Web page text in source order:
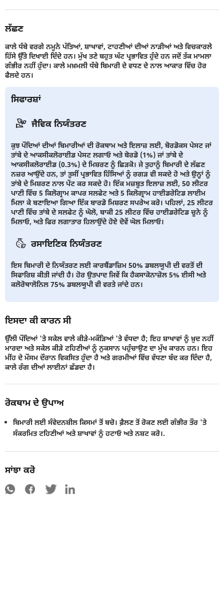
ਲੱਛਣ
ਕਾਲੇ ਧੱਬੇ ਵਰਗੇ ਨਮੂਨੇ ਪੱਤਿਆਂ, ਸ਼ਾਖਾਵਾਂ, ਟਾਹਣੀਆਂ ਦੀਆਂ ਨਾੜੀਆਂ ਅਤੇ ਵਿਚਕਾਰਲੇ
ਹਿੱਸੇ ਉੱਤੇ ਦਿਖਾਈ ਦਿੰਦੇ ਹਨ। ਮੁੱਖ ਤਣੇ ਬਹੁਤ ਘੱਟ ਪ੍ਰਭਾਵਿਤ ਹੁੰਦੇ ਹਨ ਜਦੋਂ ਤੱਕ ਮਾਮਲਾ
ਗੰਭੀਰ ਨਹੀਂ ਹੁੰਦਾ। ਕਾਲੇ ਮਖ਼ਮਲੀ ਧੱਬੇ ਬਿਮਾਰੀ ਦੇ ਵਧਣ ਦੇ ਨਾਲ ਆਕਾਰ ਵਿੱਚ ਹੋਰ
ਫੈਲਦੇ ਹਨ।
ਸਿਫਾਰਸ਼ਾਂ
ਜੈਵਿਕ ਨਿਯੰਤਰਣ
ਕੁਝ ਪੌਦਿਆਂ ਦੀਆਂ ਬਿਮਾਰੀਆਂ ਦੀ ਰੋਕਥਾਮ ਅਤੇ ਇਲਾਜ਼ ਲਈ, ਬੋਰਡੋਕਸ ਪੇਸਟ ਜਾਂ
ਤਾਂਬੇ ਦੇ ਆਕਸੀਕਲੋਰਾਈਡ ਪੇਸਟ ਲਗਾਓ ਅਤੇ ਬੋਰਡੋ (1%) ਜਾਂ ਤਾਂਬੇ ਦੇ
ਆਕਸੀਕਲੋਰਾਈਡ (0.3%) ਦੇ ਮਿਸ਼ਰਣ ਨੂੰ ਛਿੜਕੋ। ਜੇ ਤੁਹਾਨੂੰ ਬਿਮਾਰੀ ਦੇ ਲੱਛਣ
ਨਜ਼ਰ ਆਉਂਦੇ ਹਨ, ਤਾਂ ਤੁਸੀਂ ਪ੍ਰਭਾਵਿਤ ਹਿੱਸਿਆਂ ਨੂੰ ਰਗੜ ਵੀ ਸਕਦੇ ਹੋ ਅਤੇ ਉਨ੍ਹਾਂ ਨੂੰ
ਤਾਂਬੇ ਦੇ ਮਿਸ਼ਰਣ ਨਾਲ ਪੇਂਟ ਕਰ ਸਕਦੇ ਹੋ। ਇੱਕ ਮਜ਼ਬੂਤ ਇਲਾਜ਼ ਲਈ, 50 ਲੀਟਰ
ਪਾਣੀ ਵਿੱਚ 5 ਕਿਲੋਗ੍ਰਾਮ ਕਾਪਰ ਸਲਫੇਟ ਅਤੇ 5 ਕਿਲੋਗ੍ਰਾਮ ਹਾਈਡਰੇਟਿਡ ਲਾਈਮ
ਮਿਲਾ ਕੇ ਬਣਾਇਆ ਗਿਆ ਇੱਕ ਬਾਰਡੋ ਮਿਸ਼ਰਣ ਸਪਰੇਅ ਕਰੋ। ਪਹਿਲਾਂ, 25 ਲੀਟਰ
ਪਾਣੀ ਵਿੱਚ ਤਾਂਬੇ ਦੇ ਸਲਫੇਟ ਨੂੰ ਘੋਲੋ, ਬਾਕੀ 25 ਲੀਟਰ ਵਿੱਚ ਹਾਈਡਰੇਟਿਡ ਚੂਨੇ ਨੂੰ
ਮਿਲਾਓ, ਅਤੇ ਫਿਰ ਲਗਾਤਾਰ ਹਿਲਾਉਂਦੇ ਹੋਏ ਦੋਵੇਂ ਘੋਲ ਮਿਲਾਓ।
ਰਸਾਇਣਿਕ ਨਿਯੰਤਰਣ
ਇਸ ਬਿਮਾਰੀ ਦੇ ਨਿਯੰਤਰਣ ਲਈ ਕਾਰਬੈਂਡਾਜ਼ਿਮ 50% ਡਬਲਯੂਪੀ ਦੀ ਵਰਤੋਂ ਦੀ
ਸਿਫਾਰਿਸ਼ ਕੀਤੀ ਜਾਂਦੀ ਹੈ। ਹੋਰ ਉਤਪਾਦ ਜਿਵੇਂ ਕਿ ਹੈਕਸਾਕੋਨਾਜ਼ੋਲ 5% ਈਸੀ ਅਤੇ
ਕਲੋਰੋਥਾਲੋਨਿਲ 75% ਡਬਲਯੂਪੀ ਵੀ ਵਰਤੇ ਜਾਂਦੇ ਹਨ।
ਇਸਦਾ ਕੀ ਕਾਰਨ ਸੀ
ਉੱਲੀ ਪੌਦਿਆਂ 'ਤੇ ਸਕੇਲ ਵਾਲੇ ਕੀੜੇ-ਮਕੌੜਿਆਂ 'ਤੇ ਵੱਧਦਾ ਹੈ; ਇਹ ਸ਼ਾਖਾਵਾਂ ਨੂੰ ਖ਼ੁਦ ਨਹੀਂ
ਮਾਰਦਾ ਅਤੇ ਸਕੇਲ ਕੀੜੇ ਟਹਿਣੀਆਂ ਨੂੰ ਨੁਕਸਾਨ ਪਹੁੰਚਾਉਣ ਦਾ ਮੁੱਖ ਕਾਰਨ ਹਨ। ਇਹ
ਮੀਂਹ ਦੇ ਮੌਸਮ ਦੌਰਾਨ ਵਿਕਸਿਤ ਹੁੰਦਾ ਹੈ ਅਤੇ ਗਰਮੀਆਂ ਵਿੱਚ ਵੱਧਣਾ ਬੰਦ ਕਰ ਦਿੰਦਾ ਹੈ,
ਕਾਲੇ ਰੰਗ ਦੀਆਂ ਲਾਈਨਾਂ ਛੱਡਦਾ ਹੈ।
ਰੋਕਥਾਮ ਦੇ ਉਪਾਅ
ਬਿਮਾਰੀ ਲਈ ਸੰਵੇਦਨਸ਼ੀਲ ਕਿਸਮਾਂ ਤੋਂ ਬਚੋ। ਫ਼ੈਲਣ ਤੋਂ ਰੋਕਣ ਲਈ ਗੰਭੀਰ ਤੌਰ 'ਤੇ
ਸੰਕਰਮਿਤ ਟਹਿਣੀਆਂ ਅਤੇ ਸ਼ਾਖਾਵਾਂ ਨੂੰ ਹਟਾਓ ਅਤੇ ਨਸ਼ਟ ਕਰੋ।.
ਸਾਂਝਾ ਕਰੋ